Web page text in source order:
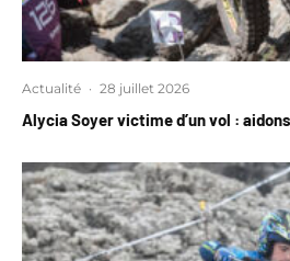
Actualité · 28 juillet 2026
Alycia Soyer victime d’un vol :